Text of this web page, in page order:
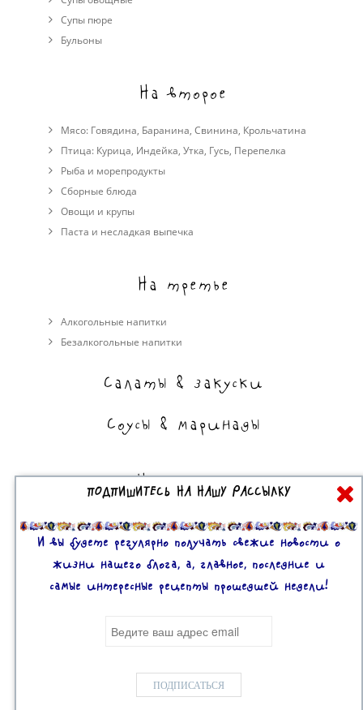
Cупы пюре
Бульоны
На второе
Мясо: Говядина, Баранина, Свинина, Крольчатина
Птица: Курица, Индейка, Утка, Гусь, Перепелка
Рыба и морепродукты
Сборные блюда
Овощи и крупы
Паста и несладкая выпечка
На третье
Алкогольные напитки
Безалкогольные напитки
Салаты & закуски
Соусы & маринады
На сладкое
Торты, пирожные, выпечка
Десерты
Mobile version:Enabled
ПОДПИШИТЕСЬ НА НАШУ РАССЫЛКУ
И вы будете регулярно получать свежие новости о
жизни нашего блога, а, главное, последние и
самые интересные рецепты прошедшей недели!